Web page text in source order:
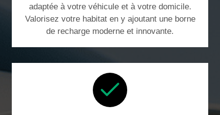
adaptée à votre véhicule et à votre domicile.
Valorisez votre habitat en y ajoutant une borne
de recharge moderne et innovante.